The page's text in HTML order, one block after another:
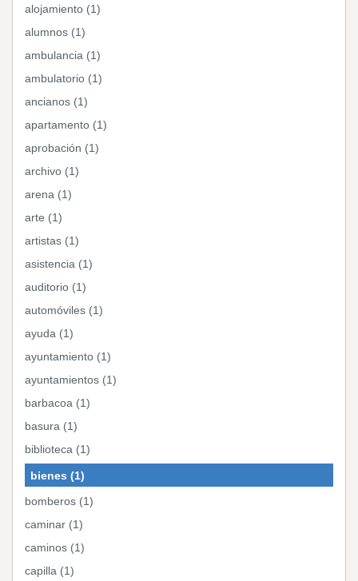
alojamiento (1)
alumnos (1)
ambulancia (1)
ambulatorio (1)
ancianos (1)
apartamento (1)
aprobación (1)
archivo (1)
arena (1)
arte (1)
artistas (1)
asistencia (1)
auditorio (1)
automóviles (1)
ayuda (1)
ayuntamiento (1)
ayuntamientos (1)
barbacoa (1)
basura (1)
biblioteca (1)
bienes (1)
bomberos (1)
caminar (1)
caminos (1)
capilla (1)